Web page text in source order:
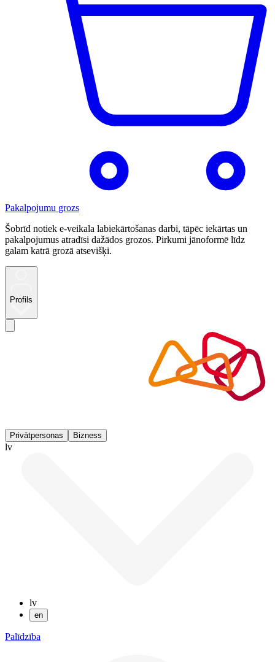
Pakalpojumu grozs
Šobrīd notiek e-veikala labiekārtošanas darbi, tāpēc iekārtas un
pakalpojumus atradīsi dažādos grozos. Pirkumi jānoformē līdz
galam katrā grozā atsevišķi.
Profils
Privātpersonas Bizness
lv
lv
en
Palīdzība